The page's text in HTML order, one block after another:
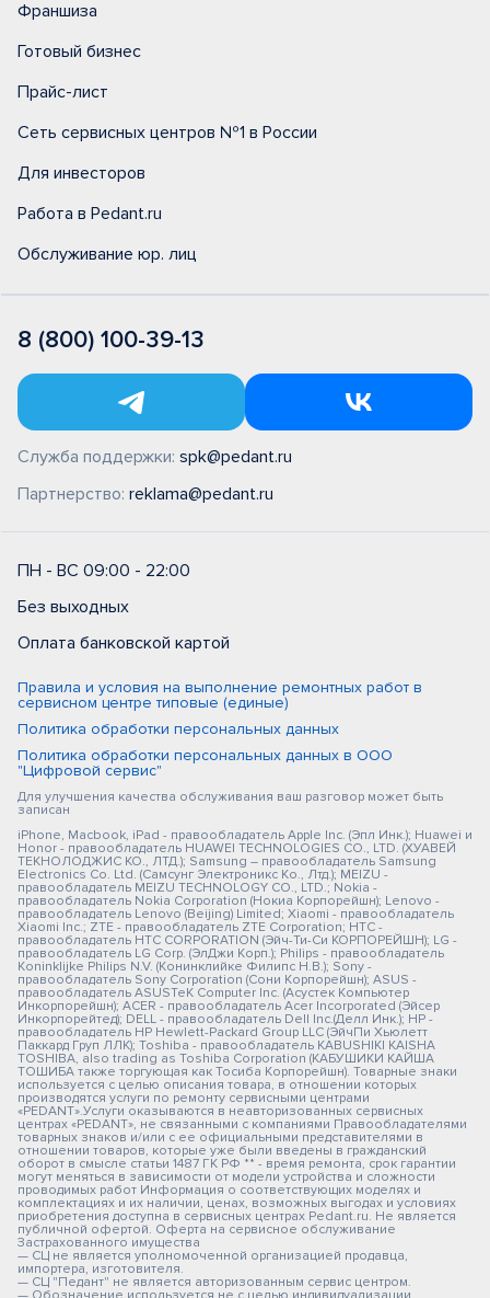
Франшиза
Готовый бизнес
Прайс-лист
Сеть сервисных центров №1 в России
Для инвесторов
Работа в Pedant.ru
Обслуживание юр. лиц
8 (800) 100-39-13
Служба поддержки: spk@pedant.ru
Партнерство: reklama@pedant.ru
ПН - ВС 09:00 - 22:00
Без выходных
Оплата банковской картой
Правила и условия на выполнение ремонтных работ в
сервисном центре типовые (единые)
Политика обработки персональных данных
Политика обработки персональных данных в ООО
"Цифровой сервис"
Для улучшения качества обслуживания ваш разговор может быть
записан
iPhone, Macbook, iPad - правообладатель Apple Inc. (Эпл Инк.); Huawei и
Honor - правообладатель HUAWEI TECHNOLOGIES CO., LTD. (ХУАВЕЙ
ТЕКНОЛОДЖИС КО., ЛТД.); Samsung – правообладатель Samsung
Electronics Co. Ltd. (Самсунг Электроникс Ко., Лтд.); MEIZU -
правообладатель MEIZU TECHNOLOGY CO., LTD.; Nokia -
правообладатель Nokia Corporation (Нокиа Корпорейшн); Lenovo -
правообладатель Lenovo (Beijing) Limited; Xiaomi - правообладатель
Xiaomi Inc.; ZTE - правообладатель ZTE Corporation; HTC -
правообладатель HTC CORPORATION (Эйч-Ти-Си КОРПОРЕЙШН); LG -
правообладатель LG Corp. (ЭлДжи Корп.); Philips - правообладатель
Koninklijke Philips N.V. (Конинклийке Филипс Н.В.); Sony -
правообладатель Sony Corporation (Сони Корпорейшн); ASUS -
правообладатель ASUSTeK Computer Inc. (Асустек Компьютер
Инкорпорейшн); ACER - правообладатель Acer Incorporated (Эйсер
Инкорпорейтед); DELL - правообладатель Dell Inc.(Делл Инк.); HP -
правообладатель HP Hewlett-Packard Group LLC (ЭйчПи Хьюлетт
Паккард Груп ЛЛК); Toshiba - правообладатель KABUSHIKI KAISHA
TOSHIBA, also trading as Toshiba Corporation (КАБУШИКИ КАЙША
ТОШИБА также торгующая как Тосиба Корпорейшн). Товарные знаки
используется с целью описания товара, в отношении которых
производятся услуги по ремонту сервисными центрами
«PEDANT».Услуги оказываются в неавторизованных сервисных
центрах «PEDANT», не связанными с компаниями Правообладателями
товарных знаков и/или с ее официальными представителями в
отношении товаров, которые уже были введены в гражданский
оборот в смысле статьи 1487 ГК РФ ** - время ремонта, срок гарантии
могут меняться в зависимости от модели устройства и сложности
проводимых работ Информация о соответствующих моделях и
комплектациях и их наличии, ценах, возможных выгодах и условиях
приобретения доступна в сервисных центрах Pedant.ru. Не является
публичной офертой. Оферта на сервисное обслуживание
Застрахованного имущества
— СЦ не является уполномоченной организацией продавца,
импортера, изготовителя.
— СЦ "Педант" не является авторизованным сервис центром.